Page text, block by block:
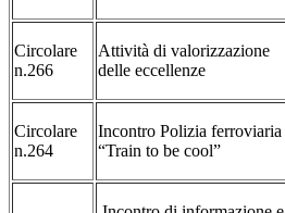
Circolare
n.266
Attività di valorizzazione
delle eccellenze
Circolare
n.264
Incontro Polizia ferroviaria
“Train to be cool”